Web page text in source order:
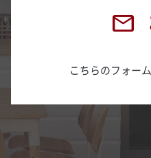
こちらのフォー